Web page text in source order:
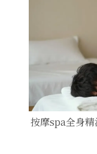
按摩spa全身